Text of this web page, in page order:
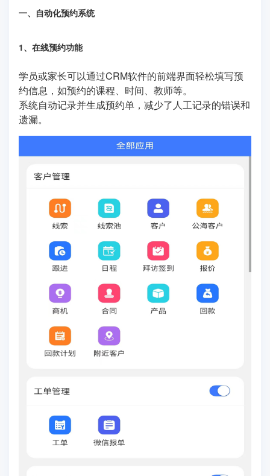
一、自动化预约系统
1、在线预约功能
学员或家长可以通过CRM软件的前端界面轻松填写预
约信息，如预约的课程、时间、教师等。
系统自动记录并生成预约单，减少了人工记录的错误和
遗漏。